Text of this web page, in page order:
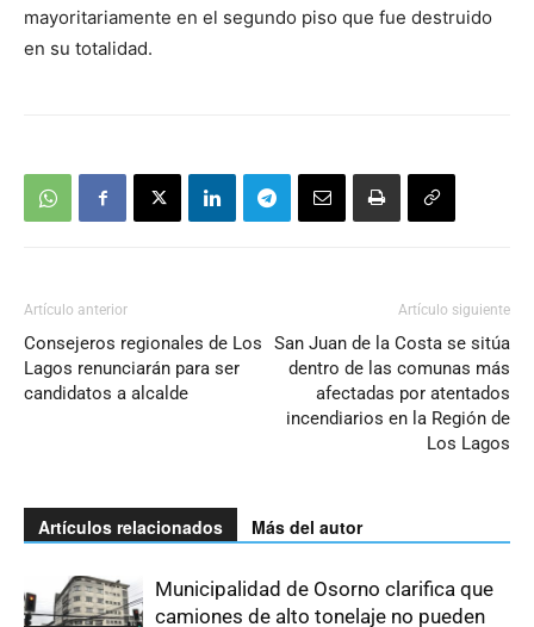
mayoritariamente en el segundo piso que fue destruido
en su totalidad.
Artículo anterior
Consejeros regionales de Los
Lagos renunciarán para ser
candidatos a alcalde
Artículo siguiente
San Juan de la Costa se sitúa
dentro de las comunas más
afectadas por atentados
incendiarios en la Región de
Los Lagos
Artículos relacionados Más del autor
Municipalidad de Osorno clarifica que
camiones de alto tonelaje no pueden